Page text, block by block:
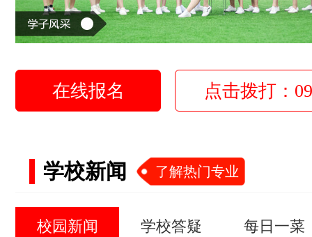
在线报名 点击拨打：
学校新闻 了解热门专业
校园新闻 学校答疑 每日一菜